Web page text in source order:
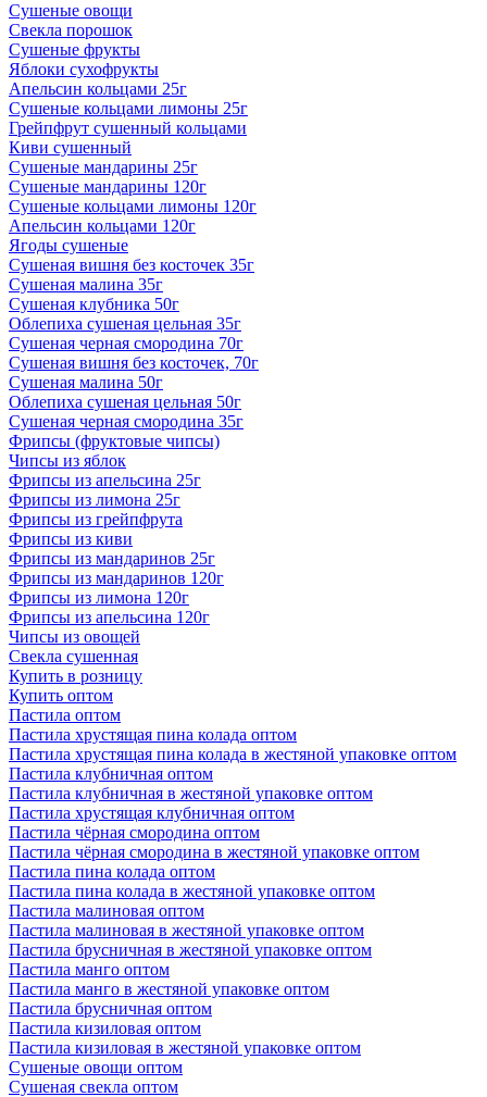
Сушеные овощи
Свекла порошок
Сушеные фрукты
Яблоки сухофрукты
Апельсин кольцами 25г
Сушеные кольцами лимоны 25г
Грейпфрут сушенный кольцами
Киви сушенный
Сушеные мандарины 25г
Сушеные мандарины 120г
Сушеные кольцами лимоны 120г
Апельсин кольцами 120г
Ягоды сушеные
Сушеная вишня без косточек 35г
Сушеная малина 35г
Сушеная клубника 50г
Облепиха сушеная цельная 35г
Сушеная черная смородина 70г
Сушеная вишня без косточек, 70г
Сушеная малина 50г
Облепиха сушеная цельная 50г
Сушеная черная смородина 35г
Фрипсы (фруктовые чипсы)
Чипсы из яблок
Фрипсы из апельсина 25г
Фрипсы из лимона 25г
Фрипсы из грейпфрута
Фрипсы из киви
Фрипсы из мандаринов 25г
Фрипсы из мандаринов 120г
Фрипсы из лимона 120г
Фрипсы из апельсина 120г
Чипсы из овощей
Свекла сушенная
Купить в розницу
Купить оптом
Пастила оптом
Пастила хрустящая пина колада оптом
Пастила хрустящая пина колада в жестяной упаковке оптом
Пастила клубничная оптом
Пастила клубничная в жестяной упаковке оптом
Пастила хрустящая клубничная оптом
Пастила чёрная смородина оптом
Пастила чёрная смородина в жестяной упаковке оптом
Пастила пина колада оптом
Пастила пина колада в жестяной упаковке оптом
Пастила малиновая оптом
Пастила малиновая в жестяной упаковке оптом
Пастила брусничная в жестяной упаковке оптом
Пастила манго оптом
Пастила манго в жестяной упаковке оптом
Пастила брусничная оптом
Пастила кизиловая оптом
Пастила кизиловая в жестяной упаковке оптом
Сушеные овощи оптом
Сушеная свекла оптом